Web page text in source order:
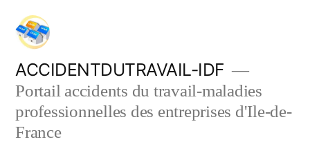
Aller
contenu
ACCIDENTDUTRAVAIL-IDF
Portail accidents du travail-maladies
professionnelles des entreprises d'Ile-de-
France